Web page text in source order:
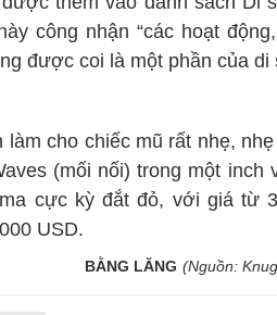
công nhận “các hoạt
được coi là một phần của di
cho chiếc mũ rất nhẹ,
(mối nối) trong một inch
cực kỳ đắt đỏ, với giá từ
USD.
BẰNG LĂNG (Nguồn: